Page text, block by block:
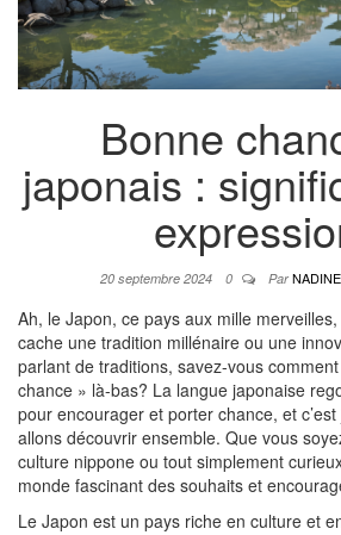
Bonne
japonais :
20 septembre 2024 0 Par
Ah, le Japon, ce pays aux mille
cache une tradition millénaire ou une
parlant de traditions, savez-vous
chance » là-bas? La langue japonaise
pour encourager et porter chance, et
allons découvrir ensemble. Que vous
culture nippone ou tout simplement
monde fascinant des souhaits et
Le Japon est un pays riche en culture et